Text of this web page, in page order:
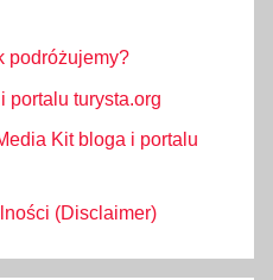
podróżujemy?
portalu turysta.org
Kit bloga i portalu
(Disclaimer)